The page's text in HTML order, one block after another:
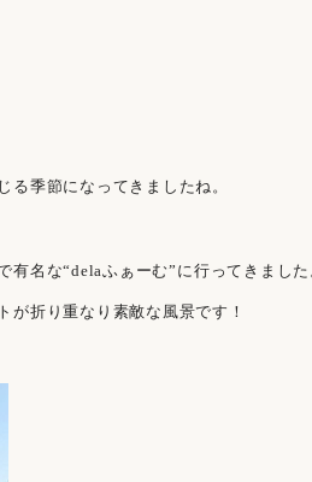
る季節になってきましたね。
名な“delaふぁーむ”に行ってきました
が折り重なり素敵な風景です！